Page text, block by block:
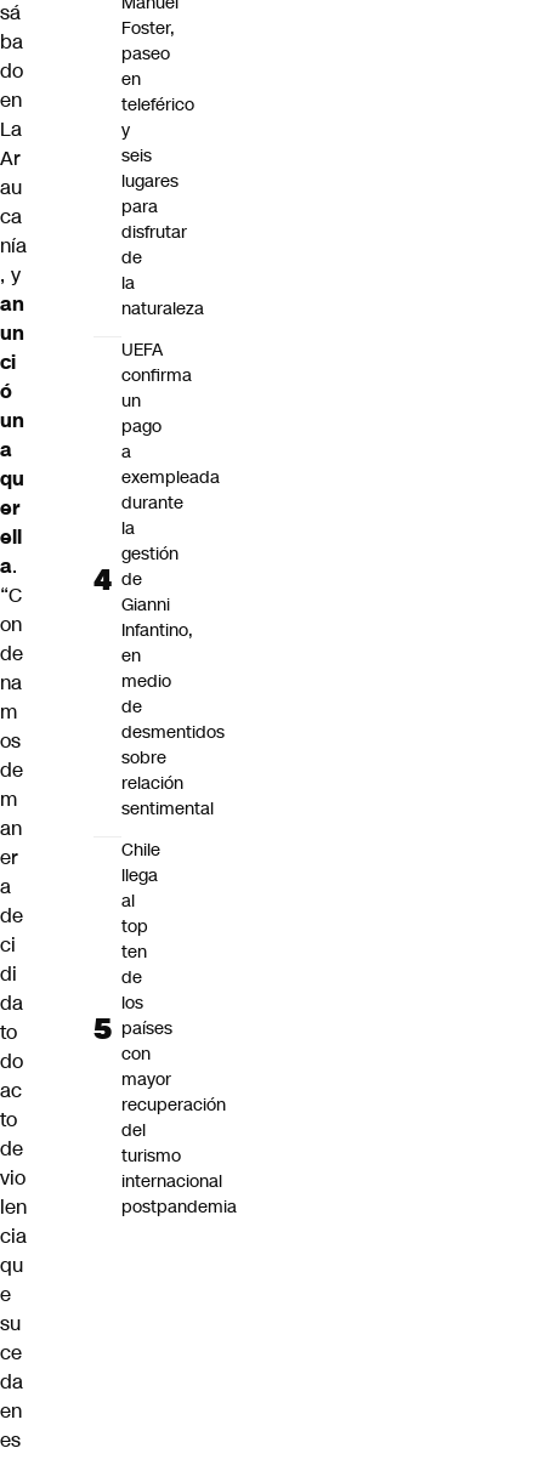
sá
ba
do
en
La
Ar
au
ca
nía
, y
an
un
ci
ó
un
a
qu
er
ell
a.
“C
on
de
na
m
os
de
m
an
er
a
de
ci
di
da
to
do
ac
to
de
vio
len
cia
qu
e
su
ce
da
en
es
Foster,
paseo
en
teleférico
y
seis
lugares
para
disfrutar
de
la
naturaleza
UEFA
confirma
un
pago
a
exempleada
durante
la
gestión
de
Gianni
Infantino,
en
medio
de
desmentidos
sobre
relación
sentimental
Chile
llega
al
top
ten
de
los
países
con
mayor
recuperación
del
turismo
internacional
postpandemia